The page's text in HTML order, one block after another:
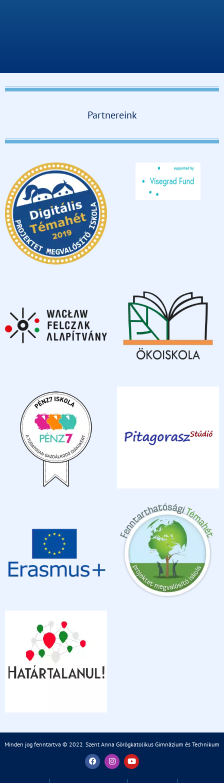
Partnereink
Minden jog fenntartva © 2022 Szent Anna Görögkatolikus Gimnázium és Technikum